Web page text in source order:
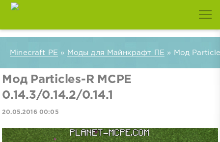
Minecraft PE » Моды для Майнкрафт ПЕ » Мод
Мод Particles-R MCPE
0.14.3/0.14.2/0.14.1
20.05.2016 00:05